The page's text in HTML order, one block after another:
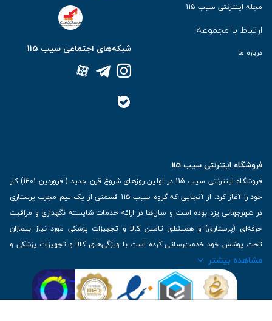
مجله اینترنتی سیب 115
ارتباط با مجموعه
درباره ما شبکه‌های اجتماعی سیب 115
فروشگاه اینترنتی سیب 115
فروشگاه اینترنتی سیب 115 در اولین روزهای شروع قرن جدید ( فروردین 1401) کار
خود را آغاز کرد. از آنجایی که گروه سیب 115 قسمتی از یک تیم مجرب پرستاری
در شهرجهانی یزد بوده است و سال‌ها در ارائه خدمات شایسته نگهداری و مراقبت
حرفه‌ای (پرستاری) و همینطور تامین کالا و تجهیزات پزشکی مورد نیاز بیماران
تحت پوشش خود خدمت‌رسانی کرده است با ویژگی‌های کالا و تجهیزات پزشکی و
برترین برندهای موجود در بازار اطلاعات بسیار ارزشمندی را دارا می‌باشد
| تلفن تماس : 36333383-035 | ایمیل: Info@Sib115.com
مشاهده بیشتر